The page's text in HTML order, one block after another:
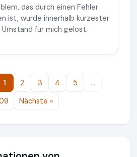
das durch einen Fehler
ist, wurde innerhalb kürzester
für mich gelöst.
1 2 3 4 5
…
Nächste »